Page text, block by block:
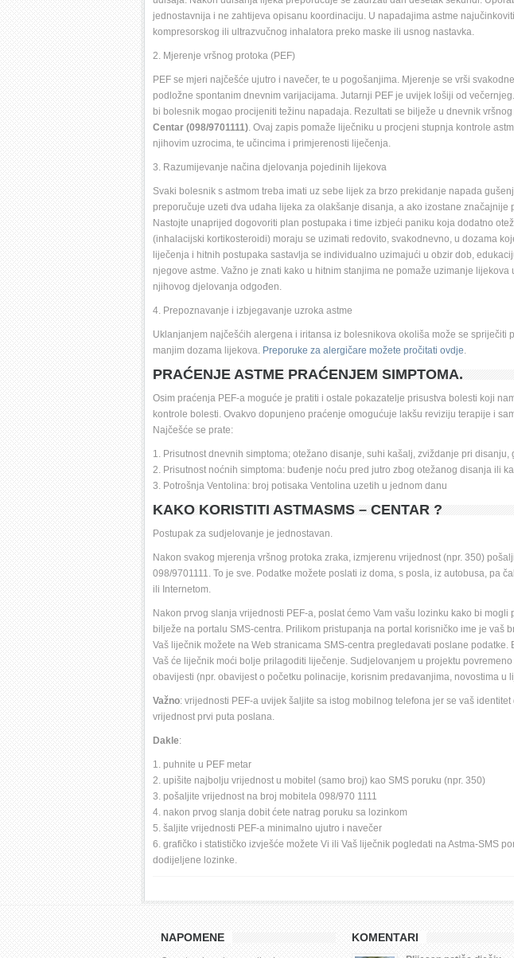
jednostavnija i ne zahtijeva opisanu koordinaciju. U napadajima astme
kompresorskog ili ultrazvučnog inhalatora preko maske ili usnog nastavka.
2. Mjerenje vršnog protoka (PEF)
PEF se mjeri najčešće ujutro i navečer, te u pogošanjima. Mjerenje se vrši
podložne spontanim dnevnim varijacijama. Jutarnji PEF je uvijek lošiji od
bi bolesnik mogao procijeniti težinu napadaja. Rezultati se bilježe u dnevnik
Centar (098/9701111). Ovaj zapis pomaže liječniku u procjeni stupnja kontrole
njihovim uzrocima, te učincima i primjerenosti liječenja.
3. Razumijevanje načina djelovanja pojedinih lijekova
Svaki bolesnik s astmom treba imati uz sebe lijek za brzo prekidanje napada
preporučuje uzeti dva udaha lijeka za olakšanje disanja, a ako izostane
Nastojte unaprijed dogovoriti plan postupaka i time izbjeći paniku koja dodatno
(inhalacijski kortikosteroidi) moraju se uzimati redovito, svakodnevno, u dozama
liječenja i hitnih postupaka sastavlja se individualno uzimajući u obzir dob,
njegove astme. Važno je znati kako u hitnim stanjima ne pomaže uzimanje
njihovog djelovanja odgođen.
4. Prepoznavanje i izbjegavanje uzroka astme
Uklanjanjem najčešćih alergena i iritansa iz bolesnikova okoliša može se spriječiti
manjim dozama lijekova. Preporuke za alergičare možete pročitati ovdje.
PRAĆENJE ASTME PRAĆENJEM SIMPTOMA.
Osim praćenja PEF-a moguće je pratiti i ostale pokazatelje prisustva bolesti koji
kontrole bolesti. Ovakvo dopunjeno praćenje omogućuje lakšu reviziju terapije i
Najčešće se prate:
1. Prisutnost dnevnih simptoma; otežano disanje, suhi kašalj, zviždanje pri disanju,
2. Prisutnost noćnih simptoma: buđenje noću pred jutro zbog otežanog disanja ili
3. Potrošnja Ventolina: broj potisaka Ventolina uzetih u jednom danu
KAKO KORISTITI ASTMASMS – CENTAR ?
Postupak za sudjelovanje je jednostavan.
Nakon svakog mjerenja vršnog protoka zraka, izmjerenu vrijednost (npr. 350)
098/9701111. To je sve. Podatke možete poslati iz doma, s posla, iz autobusa, pa
ili Internetom.
Nakon prvog slanja vrijednosti PEF-a, poslat ćemo Vam vašu lozinku kako bi
bilježe na portalu SMS-centra. Prilikom pristupanja na portal korisničko ime je vaš
Vaš liječnik možete na Web stranicama SMS-centra pregledavati poslane podatke.
Vaš će liječnik moći bolje prilagoditi liječenje. Sudjelovanjem u projektu
obavijesti (npr. obavijest o početku polinacije, korisnim predavanjima, novostima u
Važno: vrijednosti PEF-a uvijek šaljite sa istog mobilnog telefona jer se vaš
vrijednost prvi puta poslana.
Dakle:
1. puhnite u PEF metar
2. upišite najbolju vrijednost u mobitel (samo broj) kao SMS poruku (npr. 350)
3. pošaljite vrijednost na broj mobitela 098/970 1111
4. nakon prvog slanja dobit ćete natrag poruku sa lozinkom
5. šaljite vrijednosti PEF-a minimalno ujutro i navečer
6. grafičko i statističko izvješće možete Vi ili Vaš liječnik pogledati na Astma-SMS
dodijeljene lozinke.
NAPOMENE KOMENTARI